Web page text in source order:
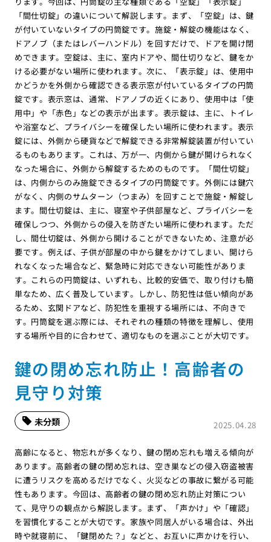
「間仕切錠」の違いについて解説します。まず、「空錠」は、鍵
が付いていないタイプの円筒錠です。施錠・解錠の機能はなく、
ドアノブ（またはレバーハンドル）を回すだけで、ドアを開け閉
めできます。空錠は、主に、室内ドアや、間仕切りなど、鍵をか
ける必要がない場所に使われます。次に、「表示錠」は、使用中
かどうかを外側から確認できる表示窓が付いているタイプの円筒
錠です。表示窓は、通常、ドアノブの近くにあり、使用中は「使
用中」や「赤色」などの表示が出ます。表示錠は、主に、トイレ
や浴室など、プライバシーを確保したい場所に使われます。表示
錠には、外側から硬貨などで解錠できる非常解錠装置が付いてい
るものもあります。これは、万が一、内側から鍵が開けられなく
なった場合に、外側から解錠するためのものです。「間仕切錠」
は、内側からのみ施錠できるタイプの円筒錠です。外側には鍵穴
がなく、内側のサムターン（つまみ）を回すことで施錠・解錠し
ます。間仕切錠は、主に、寝室や子供部屋など、プライバシーを
確保しつつ、外側からの侵入を防ぎたい場所に使われます。ただ
し、間仕切錠は、外側から開けることができないため、注意が必
要です。例えば、子供が部屋の中から鍵をかけてしまい、開けら
れなくなった場合など、緊急時に対応できない可能性がありま
す。これらの円筒錠は、いずれも、比較的安価で、取り付けも簡
単なため、広く普及しています。しかし、防犯性は低い傾向があ
るため、玄関ドアなど、防犯性を重視する場所には、不向きで
す。円筒錠を選ぶ際には、それぞれの種類の特徴を理解し、使用
する場所や目的に合わせて、適切なものを選ぶことが大切です。
鍵の閉め忘れ防止！高齢者の
見守り対策
2025.04.28
未分類
高齢になると、物忘れが多くなり、鍵の閉め忘れも増える傾向が
あります。高齢者の鍵の閉め忘れは、空き巣などの侵入窃盗被害
に遭うリスクを高めるだけでなく、火災などの事故に繋がる可能
性もあります。今回は、高齢者の鍵の閉め忘れ防止対策につい
て、見守りの観点から解説します。まず、「声かけ」や「確認」
を習慣化することが大切です。家族や同居人がいる場合は、外出
時や就寝前に、「鍵閉めた？」などと、お互いに声かけを行い、